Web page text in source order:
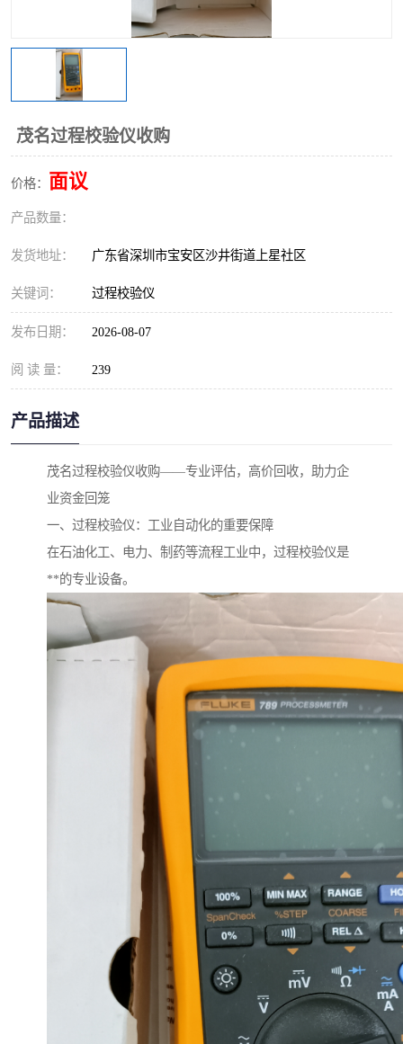
茂名过程校验仪收购
价格： 面议
产品数量：
发货地址： 广东省深圳市宝安区沙井街道上星社区
关键词： 过程校验仪
发布日期： 2026-08-07
阅 读 量： 239
产品描述
茂名过程校验仪收购——专业评估，高价回收，助力企
业资金回笼
一、过程校验仪：工业自动化的重要保障
在石油化工、电力、制药等流程工业中，过程校验仪是
**的专业设备。